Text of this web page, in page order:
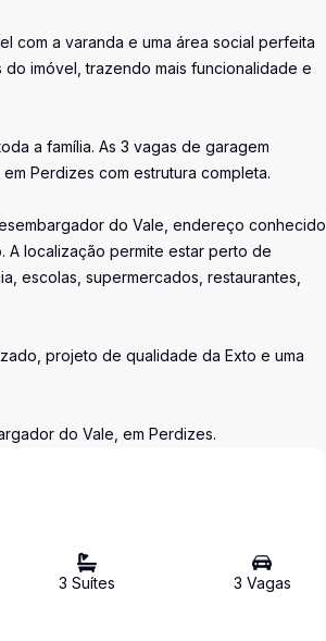
com a varanda e uma área social perfeita
imóvel, trazendo mais funcionalidade e
a família. As 3 vagas de garagem
Perdizes com estrutura completa.
do Vale, endereço conhecido
A localização permite estar perto de
escolas, supermercados, restaurantes,
projeto de qualidade da Exto e uma
do Vale, em Perdizes.
3 Suítes 3 Vagas